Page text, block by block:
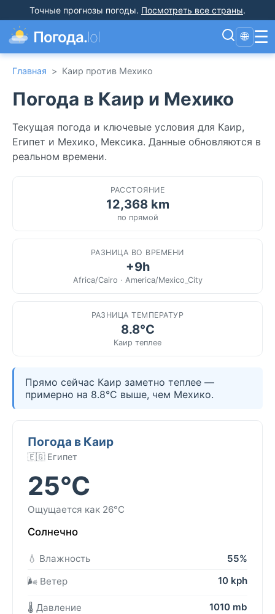
Точные прогнозы погоды. Посмотреть все страны.
Погода.lol 🌐 ☰
Главная > Каир против Мехико
Погода в Каир и Мехико
Текущая погода и ключевые условия для Каир,
Египет и Мехико, Мексика. Данные обновляются в
реальном времени.
РАССТОЯНИЕ
12,368 km
по прямой
РАЗНИЦА ВО ВРЕМЕНИ
+9h
Africa/Cairo · America/Mexico_City
РАЗНИЦА ТЕМПЕРАТУР
8.8°C
Каир теплее
Прямо сейчас Каир заметно теплее —
примерно на 8.8°C выше, чем Мехико.
Погода в Каир
🇪🇬 Египет
25°C
Ощущается как 26°C
Солнечно
💧 Влажность
55%
🌬️ Ветер
10 kph
🌡️ Давление 1010 mb